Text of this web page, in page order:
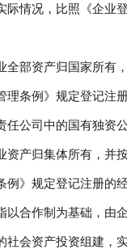
际情况，比照《企业
部资产归国家所有
理条例》规定登记注
公司中的国有独资公
产归集体所有，并按
》规定登记注册的经
合作制为基础，由企
社会资产投资组建，